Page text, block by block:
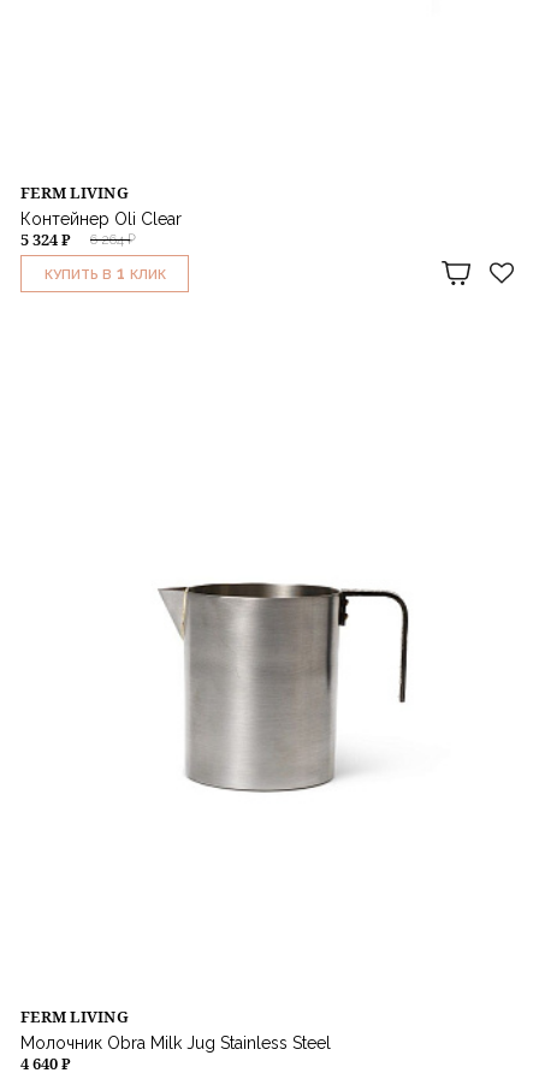
FERM LIVING
Контейнер Oli Clear
6 264 ₽
5 324 ₽
КУПИТЬ В 1 КЛИК
FERM LIVING
Молочник Obra Milk Jug Stainless Steel
4 640 ₽